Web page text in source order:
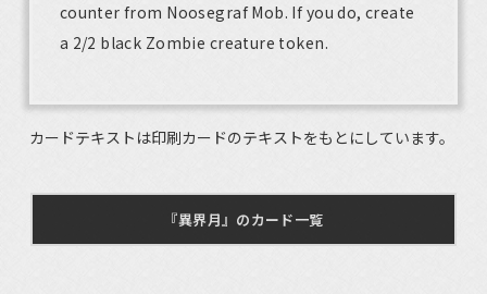
counter from Noosegraf Mob. If you do, create
a 2/2 black Zombie creature token.
カードテキストは印刷カードのテキストをもとにしています。
『異界月』のカード一覧